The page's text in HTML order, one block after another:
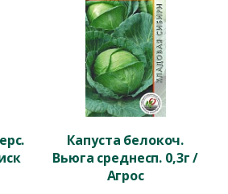
Капуста белокоч.
Вьюга среднесп. 0,3г /
Агрос